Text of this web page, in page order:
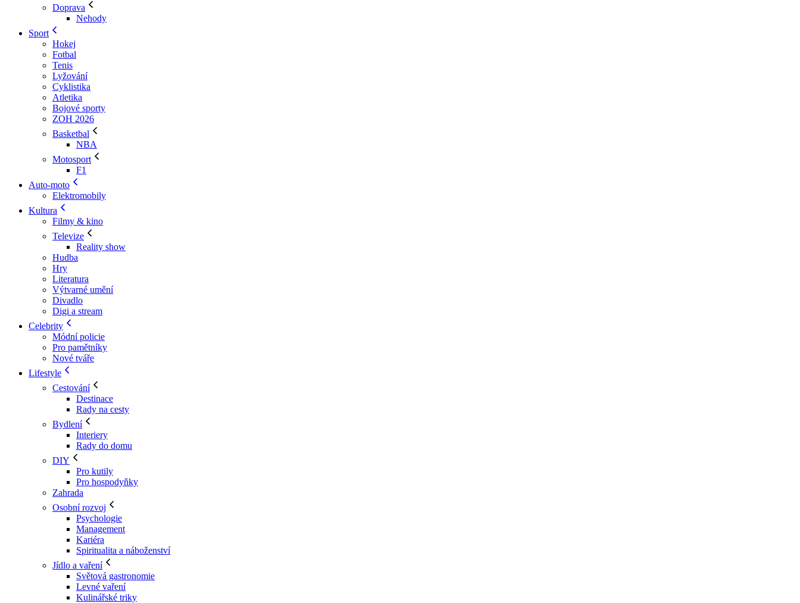
Doprava
Nehody
Sport
Hokej
Fotbal
Tenis
Lyžování
Cyklistika
Atletika
Bojové sporty
ZOH 2026
Basketbal
NBA
Motosport
F1
Auto-moto
Elektromobily
Kultura
Filmy & kino
Televize
Reality show
Hudba
Hry
Literatura
Výtvarné umění
Divadlo
Digi a stream
Celebrity
Módní policie
Pro pamětníky
Nové tváře
Lifestyle
Cestování
Destinace
Rady na cesty
Bydlení
Interiery
Rady do domu
DIY
Pro kutily
Pro hospodyňky
Zahrada
Osobní rozvoj
Psychologie
Management
Kariéra
Spiritualita a náboženství
Jídlo a vaření
Světová gastronomie
Levné vaření
Kulinářské triky